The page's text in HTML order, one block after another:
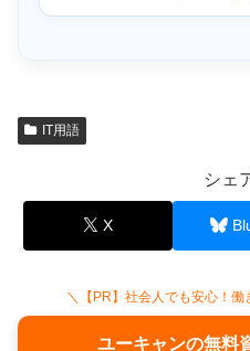
IT用語
シェ
X
＼【PR】社会人でも安心！
ユーキャンの無料